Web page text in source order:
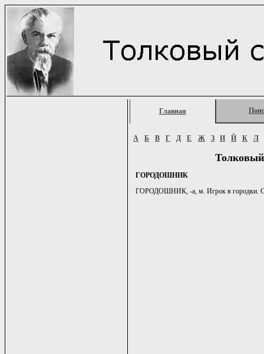
Главная
А Б В Г Д Е Ж З И Й К Л
ГОРОДОШНИК
ГОРОДОШНИК, -а, м. Игрок в городки.